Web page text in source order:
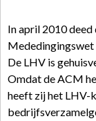
In april 2010
Mededingingswet
De LHV is
Omdat de ACM
heeft zij het LHV-